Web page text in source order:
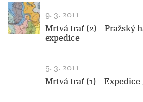
9. 3. 2011
Mrtvá trať (2) – Pražský
expedice
5. 3. 2011
Mrtvá trať (1) – Expedice